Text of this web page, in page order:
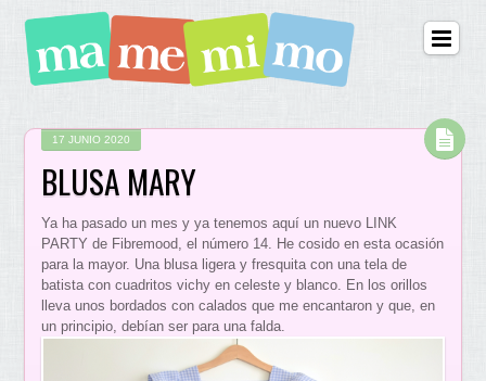
17 JUNIO 2020
BLUSA MARY
Ya ha pasado un mes y ya tenemos aquí un nuevo LINK
PARTY de Fibremood, el número 14. He cosido en esta ocasión
para la mayor. Una blusa ligera y fresquita con una tela de
batista con cuadritos vichy en celeste y blanco. En los orillos
lleva unos bordados con calados que me encantaron y que, en
un principio, debían ser para una falda.